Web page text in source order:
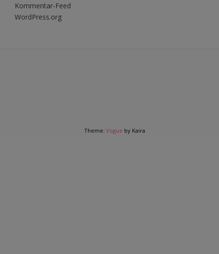
Kommentar-Feed
WordPress.org
Theme: Vogue by Kaira